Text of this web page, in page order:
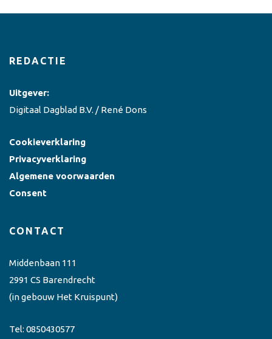
REDACTIE
Uitgever:
Digitaal Dagblad B.V. / René Dons
Cookieverklaring
Privacyverklaring
Algemene voorwaarden
Consent
CONTACT
Middenbaan 111
2991 CS Barendrecht
(in gebouw Het Kruispunt)
Tel: 0850430577